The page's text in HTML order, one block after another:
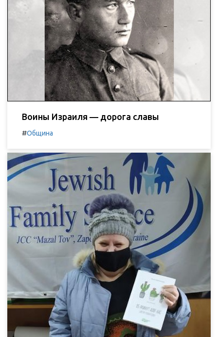
Воины Израиля — дорога славы
#Община